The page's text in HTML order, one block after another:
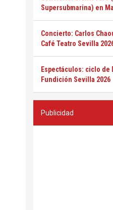
Supersubmarina) en
Concierto: Carlos
Café Teatro Sevilla
Espectáculos: ciclo de
Fundición Sevilla 2026
Publicidad